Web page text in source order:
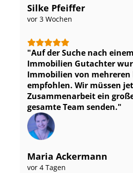
Silke Pfeiffer
vor 3 Wochen
Auf der Suche nach
Immobilien Gutachter
Immobilien von
empfohlen. Wir müssen
Zusammenarbeit ein
gesamte Team senden.
Maria Ackermann
vor 4 Tagen